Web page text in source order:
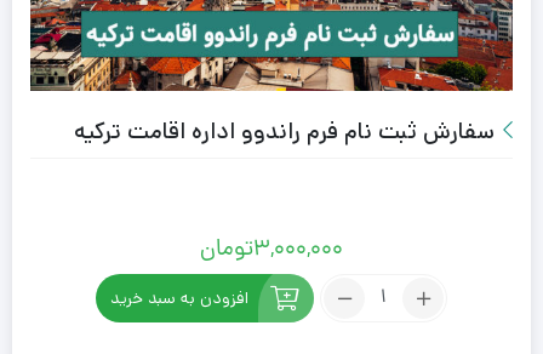
سفارش ثبت نام فرم راندوو اداره اقامت ترکیه
3,000,000تومان
افزودن به سبد خرید